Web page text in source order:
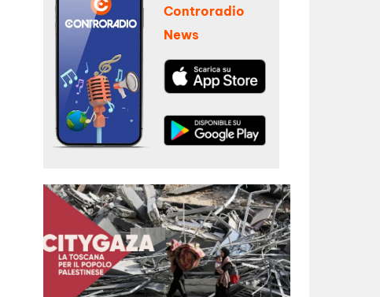
Controradio
News